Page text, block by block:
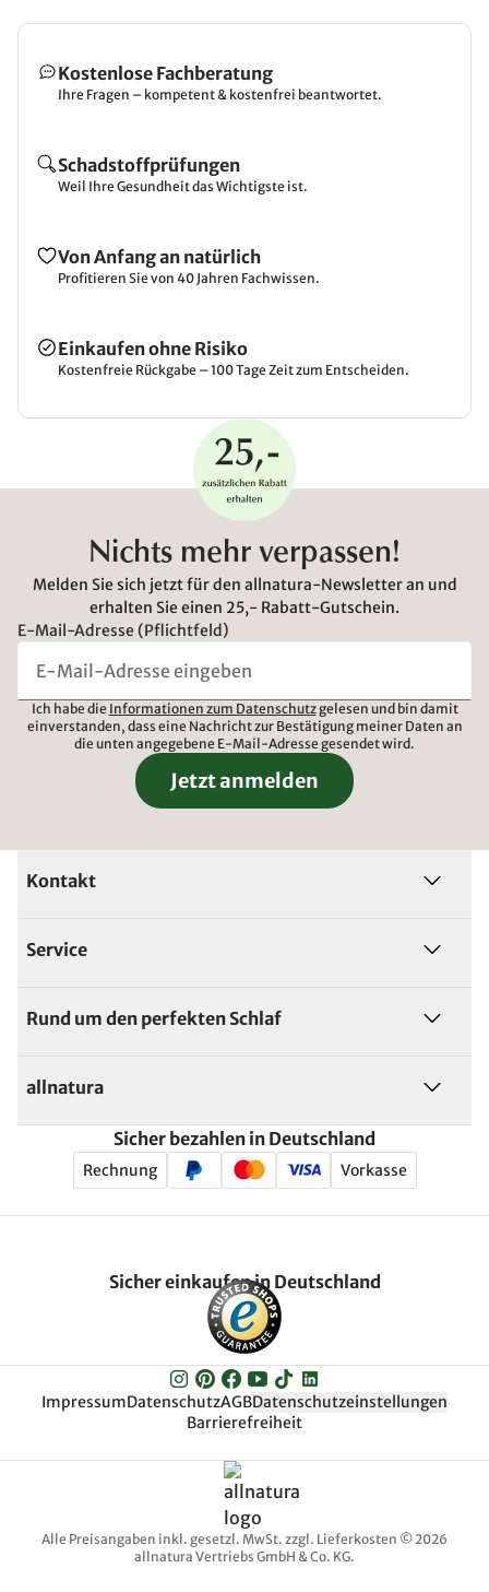
Kostenlose Fachberatung
Ihre Fragen – kompetent & kostenfrei beantwortet.
Schadstoffprüfungen
Weil Ihre Gesundheit das Wichtigste ist.
Von Anfang an natürlich
Profitieren Sie von 40 Jahren Fachwissen.
Einkaufen ohne Risiko
Kostenfreie Rückgabe – 100 Tage Zeit zum Entscheiden.
Nichts mehr verpassen!
Melden Sie sich jetzt für den allnatura-Newsletter an und
erhalten Sie einen 25,- Rabatt-Gutschein.
E-Mail-Adresse (Pflichtfeld)
Ich habe die Informationen zum Datenschutzgelesen und bin damit
einverstanden, dass eine Nachricht zur Bestätigung meiner Daten an
die unten angegebene E-Mail-Adresse gesendet wird.
Jetzt anmelden
Kontakt
Service
Rund um den perfekten Schlaf
allnatura
Sicher bezahlen in Deutschland
Rechnung Vorkasse
Sicher einkaufen in Deutschland
ImpressumDatenschutzAGBDatenschutzeinstellungen
Barrierefreiheit
Alle Preisangaben inkl. gesetzl. MwSt. zzgl. Lieferkosten © 2026
allnatura Vertriebs GmbH & Co. KG.